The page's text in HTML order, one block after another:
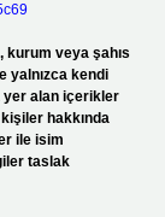
veya şahıs
yalnızca kendi
yer alan içerikler
hakkında
ile isim
taslak